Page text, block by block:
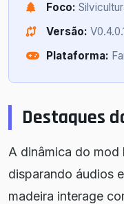
Foco:
Versão:
Plataforma:
Destaques
A dinâmica do
disparando áudios
madeira interage